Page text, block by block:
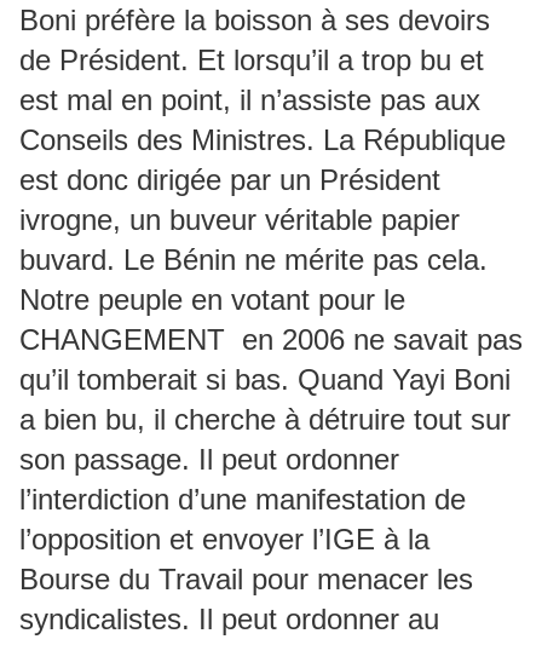
Boni préfère la boisson à ses devoirs
de Président. Et lorsqu’il a trop bu et
est mal en point, il n’assiste pas aux
Conseils des Ministres. La République
est donc dirigée par un Président
ivrogne, un buveur véritable papier
buvard. Le Bénin ne mérite pas cela.
Notre peuple en votant pour le
CHANGEMENT en 2006 ne savait pas
qu’il tomberait si bas. Quand Yayi Boni
a bien bu, il cherche à détruire tout sur
son passage. Il peut ordonner
l’interdiction d’une manifestation de
l’opposition et envoyer l’IGE à la
Bourse du Travail pour menacer les
syndicalistes. Il peut ordonner au